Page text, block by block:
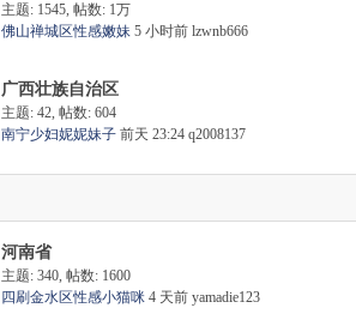
主题: 1545, 帖数: 1万
佛山禅城区性感嫩妹 5 小时前 lzwnb666
广西壮族自治区
主题: 42, 帖数: 604
南宁少妇妮妮妹子 前天 23:24 q2008137
河南省
主题: 340, 帖数: 1600
四刷金水区性感小猫咪 4 天前 yamadie123